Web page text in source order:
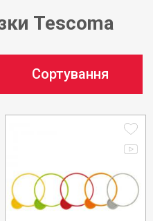
Tescoma
Сортування